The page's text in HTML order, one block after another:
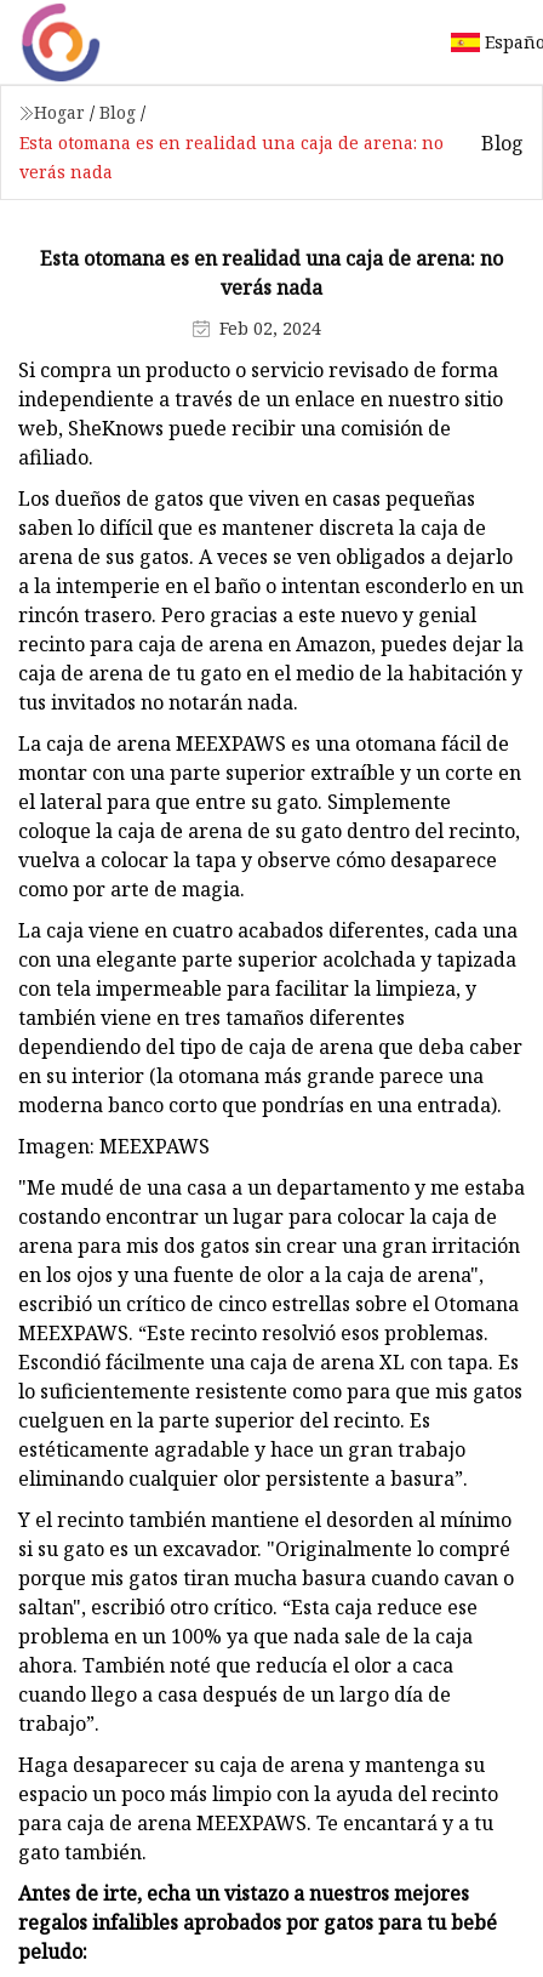
Hogar / Blog /
Esta otomana es en realidad una caja de arena: no
verás nada
Blog
Esta otomana es en realidad una caja de arena: no
verás nada
Feb 02, 2024
Si compra un producto o servicio revisado de forma
independiente a través de un enlace en nuestro sitio
web, SheKnows puede recibir una comisión de
afiliado.
Los dueños de gatos que viven en casas pequeñas
saben lo difícil que es mantener discreta la caja de
arena de sus gatos. A veces se ven obligados a dejarlo
a la intemperie en el baño o intentan esconderlo en un
rincón trasero. Pero gracias a este nuevo y genial
recinto para caja de arena en Amazon, puedes dejar la
caja de arena de tu gato en el medio de la habitación y
tus invitados no notarán nada.
La caja de arena MEEXPAWS es una otomana fácil de
montar con una parte superior extraíble y un corte en
el lateral para que entre su gato. Simplemente
coloque la caja de arena de su gato dentro del recinto,
vuelva a colocar la tapa y observe cómo desaparece
como por arte de magia.
La caja viene en cuatro acabados diferentes, cada una
con una elegante parte superior acolchada y tapizada
con tela impermeable para facilitar la limpieza, y
también viene en tres tamaños diferentes
dependiendo del tipo de caja de arena que deba caber
en su interior (la otomana más grande parece una
moderna banco corto que pondrías en una entrada).
Imagen: MEEXPAWS
"Me mudé de una casa a un departamento y me estaba
costando encontrar un lugar para colocar la caja de
arena para mis dos gatos sin crear una gran irritación
en los ojos y una fuente de olor a la caja de arena",
escribió un crítico de cinco estrellas sobre el Otomana
MEEXPAWS. “Este recinto resolvió esos problemas.
Escondió fácilmente una caja de arena XL con tapa. Es
lo suficientemente resistente como para que mis gatos
cuelguen en la parte superior del recinto. Es
estéticamente agradable y hace un gran trabajo
eliminando cualquier olor persistente a basura”.
Y el recinto también mantiene el desorden al mínimo
si su gato es un excavador. "Originalmente lo compré
porque mis gatos tiran mucha basura cuando cavan o
saltan", escribió otro crítico. “Esta caja reduce ese
problema en un 100% ya que nada sale de la caja
ahora. También noté que reducía el olor a caca
cuando llego a casa después de un largo día de
trabajo”.
Haga desaparecer su caja de arena y mantenga su
espacio un poco más limpio con la ayuda del recinto
para caja de arena MEEXPAWS. Te encantará y a tu
gato también.
Antes de irte, echa un vistazo a nuestros mejores
regalos infalibles aprobados por gatos para tu bebé
peludo: